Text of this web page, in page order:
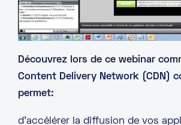
Découvrez lors de ce webinar
Content Delivery Network (CDN)
permet:
d’accélérer la diffusion de vos